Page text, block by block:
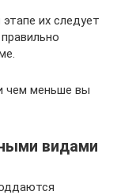
их следует
чем меньше вы
видами